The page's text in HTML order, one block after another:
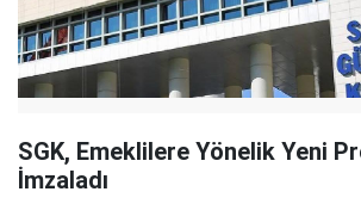
SGK, Emeklilere Yönelik Yeni
İmzaladı